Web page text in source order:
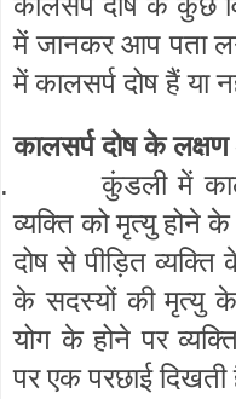
में जानकर आप पता
में कालसर्प दोष हैं या
कालसर्प दोष के लक्षण
कुंडली में
व्यक्ति को मृत्यु
दोष से पीड़ित
के सदस्यों की
योग के होने पर
पर एक परछाई दिखती